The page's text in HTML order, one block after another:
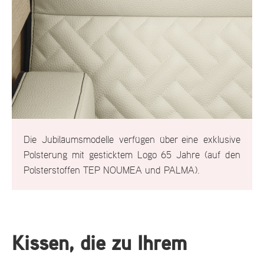
Die Jubiläumsmodelle verfügen über eine exklusive
Polsterung mit gesticktem Logo 65 Jahre (auf den
Polsterstoffen TEP NOUMEA und PALMA).
Kissen, die zu Ihrem